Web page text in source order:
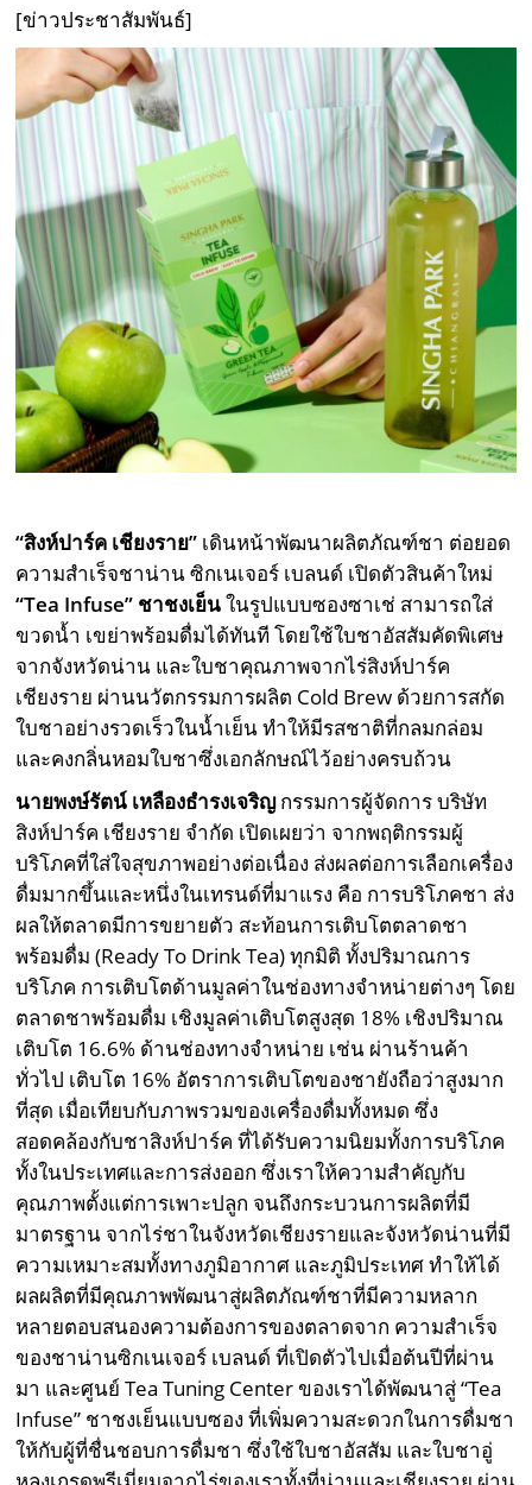
[ข่าวประชาสัมพันธ์]
“สิงห์ปาร์ค เชียงราย” เดินหน้าพัฒนาผลิตภัณฑ์ชา ต่อยอด
ความสำเร็จชาน่าน ซิกเนเจอร์ เบลนด์ เปิดตัวสินค้าใหม่
“Tea Infuse” ชาชงเย็นในรูปแบบซองซาเช่ สามารถใส่
ขวดน้ำ เขย่าพร้อมดื่มได้ทันที โดยใช้ใบชาอัสสัมคัดพิเศษ
จากจังหวัดน่าน และใบชาคุณภาพจากไร่สิงห์ปาร์ค
เชียงราย ผ่านนวัตกรรมการผลิต Cold Brew ด้วยการสกัด
ใบชาอย่างรวดเร็วในน้ำเย็น ทำให้มีรสชาติที่กลมกล่อม
และคงกลิ่นหอมใบชาซึ่งเอกลักษณ์ไว้อย่างครบถ้วน
นายพงษ์รัตน์ เหลืองธำรงเจริญกรรมการผู้จัดการ บริษัท
สิงห์ปาร์ค เชียงราย จำกัด เปิดเผยว่า จากพฤติกรรมผู้
บริโภคที่ใส่ใจสุขภาพอย่างต่อเนื่อง ส่งผลต่อการเลือกเครื่อง
ดื่มมากขึ้นและหนึ่งในเทรนด์ที่มาแรง คือ การบริโภคชา ส่ง
ผลให้ตลาดมีการขยายตัว สะท้อนการเติบโตตลาดชา
พร้อมดื่ม (Ready To Drink Tea)ทุกมิติ ทั้งปริมาณการ
บริโภค การเติบโตด้านมูลค่าในช่องทางจำหน่ายต่างๆ โดย
ตลาดชาพร้อมดื่ม เชิงมูลค่าเติบโตสูงสุด 18% เชิงปริมาณ
เติบโต 16.6% ด้านช่องทางจำหน่าย เช่น ผ่านร้านค้า
ทั่วไป เติบโต 16% อัตราการเติบโตของชายังถือว่าสูงมาก
ที่สุด เมื่อเทียบกับภาพรวมของเครื่องดื่มทั้งหมด ซึ่ง
สอดคล้องกับชาสิงห์ปาร์ค ที่ได้รับความนิยมทั้งการบริโภค
ทั้งในประเทศและการส่งออก ซึ่งเราให้ความสำคัญกับ
คุณภาพตั้งแต่การเพาะปลูก จนถึงกระบวนการผลิตที่มี
มาตรฐาน จากไร่ชาในจังหวัดเชียงรายและจังหวัดน่านที่มี
ความเหมาะสมทั้งทางภูมิอากาศ และภูมิประเทศ ทำให้ได้
ผลผลิตที่มีคุณภาพพัฒนาสู่ผลิตภัณฑ์ชาที่มีความหลาก
หลายตอบสนองความต้องการของตลาดจาก ความสำเร็จ
ของชาน่านซิกเนเจอร์ เบลนด์ ที่เปิดตัวไปเมื่อต้นปีที่ผ่าน
มา และศูนย์Tea Tuning Centerของเราได้พัฒนาสู่“Tea
Infuse” ชาชงเย็นแบบซอง ที่เพิ่มความสะดวกในการดื่มชา
ให้กับผู้ที่ชื่นชอบการดื่มชา ซึ่งใช้ใบชาอัสสัม และใบชาอู่